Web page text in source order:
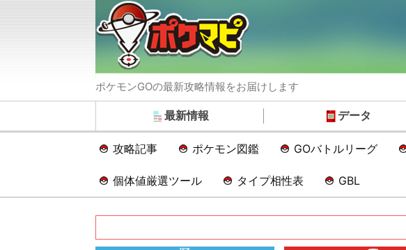
ポケモンGOの最新攻略情報をお届けします
最新情報 データ
攻略記事 ポケモン図鑑 GOバトルリーグ
個体値厳選ツール タイプ相性表 GBL